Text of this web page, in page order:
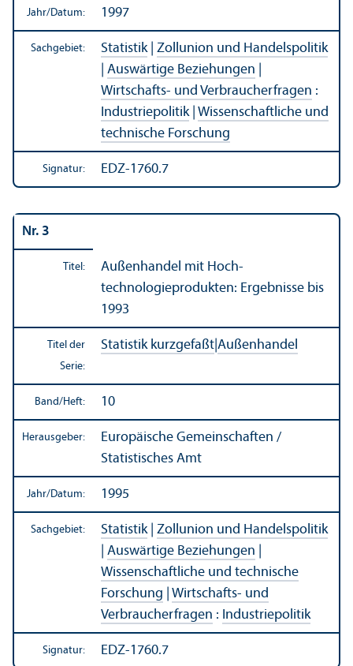
Jahr/Datum: 1997
Sachgebiet: Statistik| Zollunion und Handels­politik
Auswärtige Beziehungen
Wirtschafts- und Verbraucherfragen :
Industriepolitik| Wissenschaft­liche und
technische Forschung
Signatur: EDZ-1760.7
Nr. 3
Titel:
Außen­handel mit Hoch­
technologieprodukten: Ergebnisse bis
1993
Titel der
Serie:
Statistik kurzgefaßt Außen­handel
Band/Heft: 10
Herausgeber:
Europäische Gemeinschaften /
Statistisches Amt
Jahr/Datum: 1995
Sachgebiet: Statistik| Zollunion und Handels­politik
Auswärtige Beziehungen
Wissenschaft­liche und technische
Forschung
Wirtschafts- und
Verbraucherfragen : Industriepolitik
Signatur: EDZ-1760.7